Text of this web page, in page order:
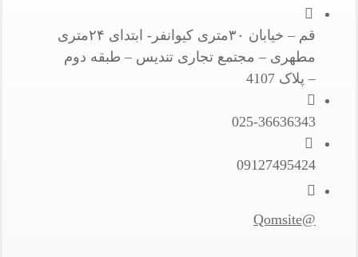
قم – خیابان ۳۰متری کیوانفر- ابتدای ۲۴متری
مطهری – مجتمع تجاری تندیس – طبقه دوم
– پلاک 4107
025-36636343
09127495424
@Qomsite